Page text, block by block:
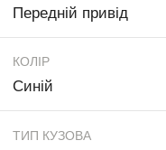
Передній привід
КОЛІР
Синій
ТИП КУЗОВА